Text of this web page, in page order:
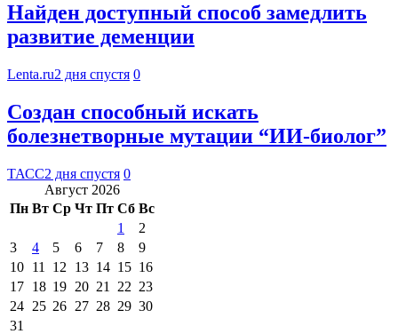
Найден доступный способ замедлить
развитие деменции
Lenta.ru2 дня спустя 0
Создан способный искать
болезнетворные мутации “ИИ-биолог”
ТАСС2 дня спустя 0
Август 2026
Пн Вт Ср Чт Пт Сб Вс
1
2
3
4 5 6 7 8
9
10 11 12 13 14 15 16
17 18 19 20 21 22 23
24 25 26 27 28 29 30
31